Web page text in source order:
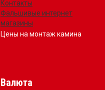
Контакты
Фальшивые интернет
магазины
Цены на монтаж камина
Валюта